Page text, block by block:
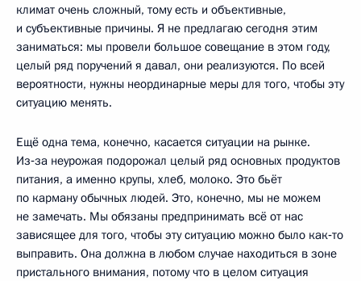
климат очень сложный, тому есть и объективные,
и субъективные причины. Я не предлагаю сегодня этим
заниматься: мы провели большое совещание в этом году,
целый ряд поручений я давал, они реализуются. По всей
вероятности, нужны неординарные меры для того, чтобы эту
ситуацию менять.
Ещё одна тема, конечно, касается ситуации на рынке.
Из‑за неурожая подорожал целый ряд основных продуктов
питания, а именно крупы, хлеб, молоко. Это бьёт
по карману обычных людей. Это, конечно, мы не можем
не замечать. Мы обязаны предпринимать всё от нас
зависящее для того, чтобы эту ситуацию можно было как‑то
выправить. Она должна в любом случае находиться в зоне
пристального внимания, потому что в целом ситуация